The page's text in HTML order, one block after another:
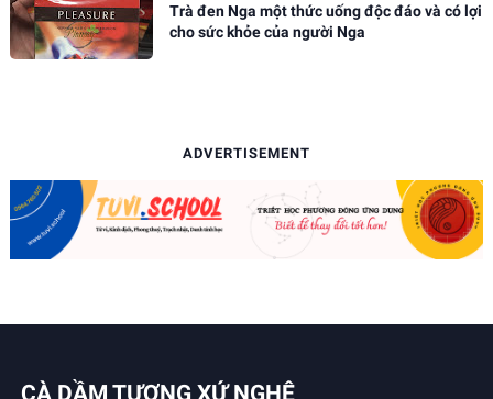
Trà đen Nga một thức uống độc đáo và có lợi
cho sức khỏe của người Nga
ADVERTISEMENT
CÀ DẦM TƯƠNG XỨ NGHỆ